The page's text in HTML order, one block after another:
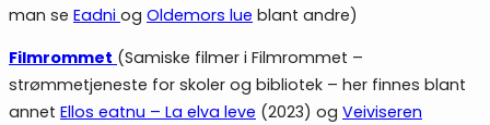
man se Eadni og Oldemors lue blant andre)
Filmrommet (Samiske filmer i Filmrommet –
strømmetjeneste for skoler og bibliotek – her finnes blant
annet Ellos eatnu – La elva leve (2023) og Veiviseren